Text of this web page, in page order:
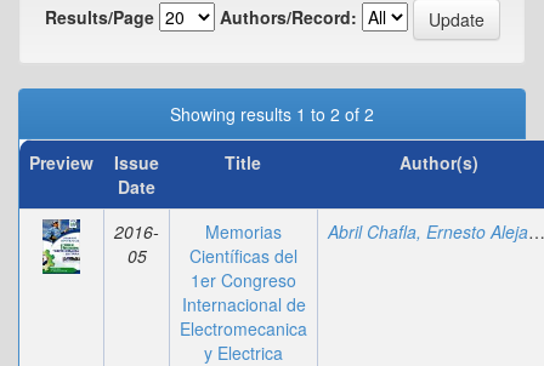
Results/Page
Authors/Record:
Showing results 1 to 2 of 2
Preview
Issue
Date
Title Author(s)
2016-
05
Memorias
Científicas del
1er Congreso
Internacional de
Electromecanica
y Electrica
Abril Chafla, Ernesto Alejandro